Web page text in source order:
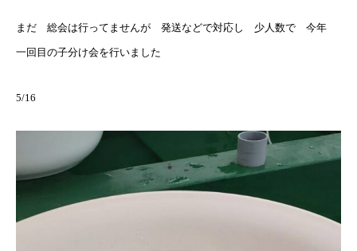
まだ 総会は行ってませんが 発送などで対応し 少人数で 今年
一回目の子分け会を行いました
5/16